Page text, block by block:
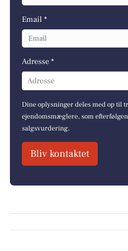
Email *
Adresse *
Adresse
Dine oplysninger deles med op til
ejendomsmæglere, som
salgsvurdering.
Bliv kontaktet